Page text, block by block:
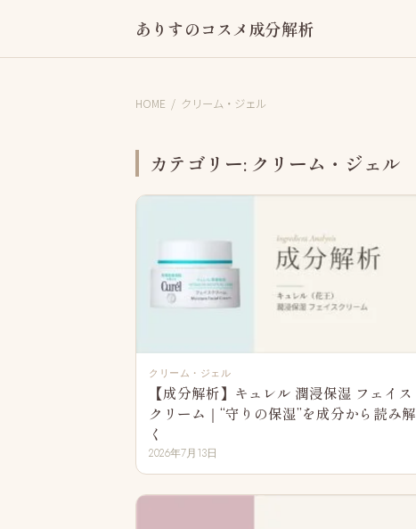
ありすのコスメ成分解析
HOME / クリーム・ジェル
カテゴリー: クリーム・ジェル
クリーム・ジェル
【成分解析】キュレル 潤浸保湿 フェイス
クリーム｜“守りの保湿”を成分から読み解
く
2026年7月13日